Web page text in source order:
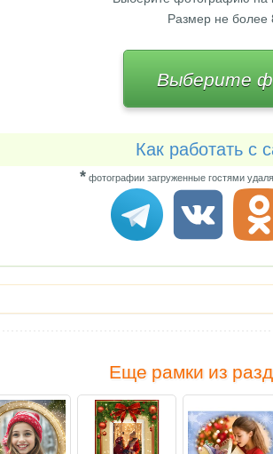
Размер не более
Выберите
Как работать с
* фотографии загруженные гостями
Еще рамки из